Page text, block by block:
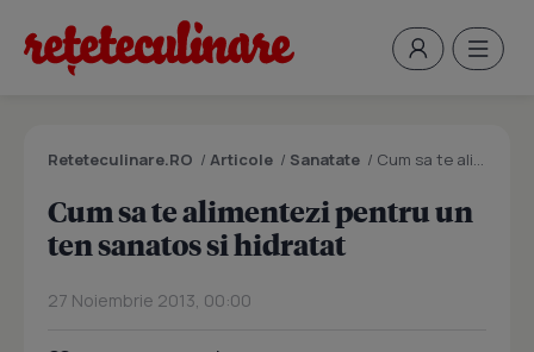
Reteteculinare.RO / Articole / Sanatate / Cum sa te alimentezi pentru un ten sanatos si hidratat
Cum sa te alimentezi pentru un
ten sanatos si hidratat
27 Noiembrie 2013, 00:00